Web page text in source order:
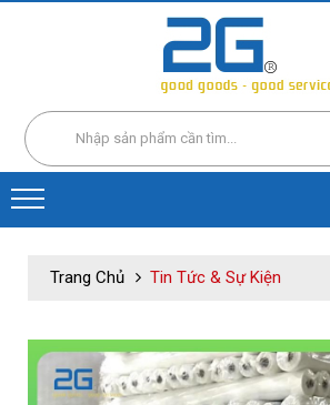
Trang Chủ Tin Tức & Sự Kiện